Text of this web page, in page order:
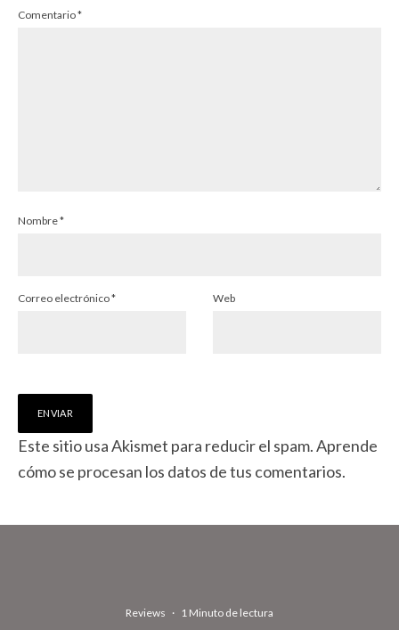
Comentario*
Nombre*
Correo electrónico* Web
Este sitio usa Akismet para reducir el spam.Aprende
cómo se procesan los datos de tus comentarios.
Reviews · 1 Minuto de lectura